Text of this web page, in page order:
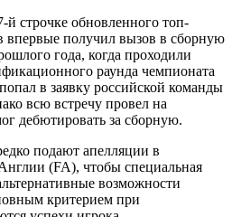
й строчке обновленного топ-
впервые получил вызов в сборную
года, когда проходили
раунда чемпионата
в заявку российской команды
всю встречу провел на
дебютировать за сборную.
подают апелляции в
(FA), чтобы специальная
возможности
критерием при